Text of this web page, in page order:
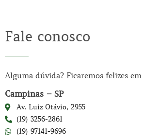
Fale conosco
Alguma dúvida? Ficaremos felizes
Campinas – SP
Av. Luiz Otávio, 2955
(19) 3256-2861
(19) 97141-9696